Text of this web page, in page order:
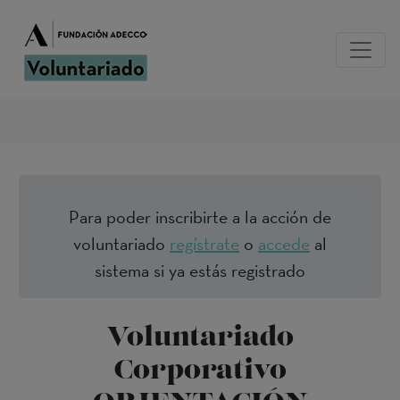
Para poder inscribirte a la acción de
voluntariado regístrate o accede al
sistema si ya estás registrado
Voluntariado
Corporativo